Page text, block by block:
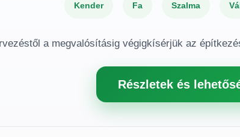
Kender Fa Szalma
a megvalósításig végigkísérjük az
Részletek és